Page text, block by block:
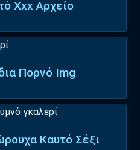
Xxx Αρχείο
Πορνό Img
Καυτό Σέξι